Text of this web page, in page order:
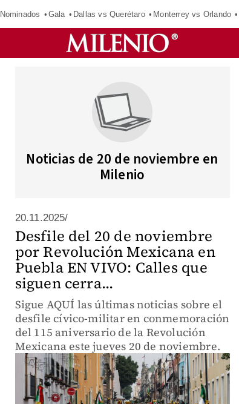
Nominados Gala Dallas vs Querétaro Monterrey vs Orlando
Noticias de 20 de noviembre en
Milenio
20.11.2025/
Desfile del 20 de noviembre
por Revolución Mexicana en
Puebla EN VIVO: Calles que
siguen cerra...
Sigue AQUÍ las últimas noticias sobre el
desfile cívico-militar en conmemoración
del 115 aniversario de la Revolución
Mexicana este jueves 20 de noviembre.